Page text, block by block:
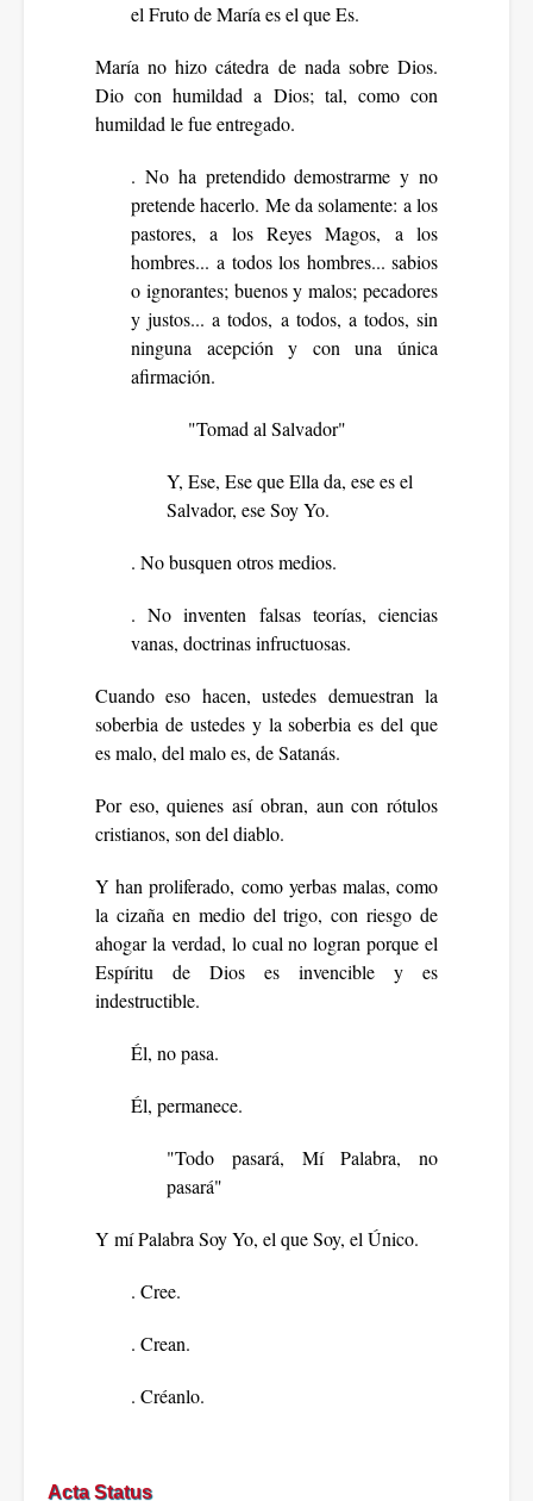
el Fruto de María es el que Es.
María no hizo cátedra de nada sobre Dios.
Dio con humildad a Dios; tal, como con
humildad le fue entregado.
. No ha pretendido demostrarme y no
pretende hacerlo. Me da solamente: a los
pastores, a los Reyes Magos, a los
hombres... a todos los hombres... sabios
o ignorantes; buenos y malos; pecadores
y justos... a todos, a todos, a todos, sin
ninguna acepción y con una única
afirmación.
"Tomad al Salvador"
Y, Ese, Ese que Ella da, ese es el
Salvador, ese Soy Yo.
. No busquen otros medios.
. No inventen falsas teorías, ciencias
vanas, doctrinas infructuosas.
Cuando eso hacen, ustedes demuestran la
soberbia de ustedes y la soberbia es del que
es malo, del malo es, de Satanás.
Por eso, quienes así obran, aun con rótulos
cristianos, son del diablo.
Y han proliferado, como yerbas malas, como
la cizaña en medio del trigo, con riesgo de
ahogar la verdad, lo cual no logran porque el
Espíritu de Dios es invencible y es
indestructible.
Él, no pasa.
Él, permanece.
"Todo pasará, Mí Palabra, no
pasará"
Y mí Palabra Soy Yo, el que Soy, el Único.
. Cree.
. Crean.
. Créanlo.
Acta Status